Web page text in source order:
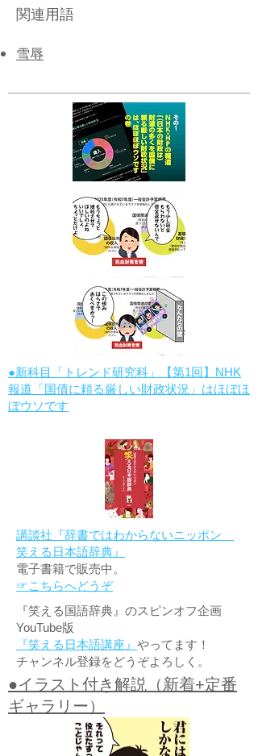
関連用語
​雪辱
●新科目「トレンド研究科」【第1回】NHK
報道「国債に頼る厳しい財政状況」はほぼほ
ぼウソです
講談社『辞書ではわからないニッポン
笑える日本語辞典』
電子書籍で販売中。
☞こちらへどうぞ
『笑える国語辞典』のスピンオフ企画
YouTube版
『笑える日本語講座』 やってます！
チャンネル登録をどうぞよろしく。
●イラスト付き解説（新着+定番
ギャラリー）